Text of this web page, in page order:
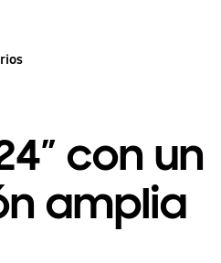
con un
amplia